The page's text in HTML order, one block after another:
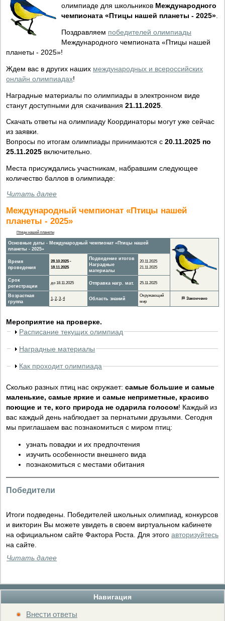
Навигация
Внести ответы
олимпиаде для школьников Международного
чемпионата «Птицы нашей планеты - 2025»
Поздравляем победителей олимпиады
Международного чемпионата «Птицы нашей
планеты - 2025»!
Ждем вас в других наших международных и всероссийских
онлайн олимпиадах!
Наградные материалы по олимпиады в электронном виде
станут доступными для скачивания 21.11.2025
Скачать ответы на олимпиаду Координаторы могут уже сейчас
из заявки.
Вопросы по итогам олимпиады принимаются с 20.11.2025 по
25.11.2025 включительно.
Места присуждались участникам, набравшим следующее
количество баллов в олимпиаде:
Читать далее
Международный чемпионат «Птицы нашей
планеты - 2025»
Птицы нашей планеты
Основные даты - Международный чемпионат «Птицы нашей
планеты - 2025»
Время
проведения
28.10.2025 -
18.11.2025
Подведение итогов
Наградные
материалы
20.11.2025
21.11.2025
Срок
регистрации
до 18.11.2025 Отправка нагр. мат. 25.11.2025
Возрастная
группа
1 2 3 4 Область знаний
Окружающий
мир
🏁 Закончено
Мероприятие на проверке.
Расписание текущих олимпиад
Наградные материалы
Как проходит олимпиада
Сколько разных птиц нас окружает: самые большие и самые
маленькие, самые яркие и самые неприметные, красиво
поющие и те, кого природа не одарила голосом! Каждый из
вас каждый день наблюдает за пернатыми друзьями. Сегодня
мы приглашаем вас познакомиться с миром птиц:
узнать повадки и их предпочтения
изучить особенности внешнего вида
познакомиться с местами обитания
Победители
Итоги подведены. Победителей школьных олимпиад, конкурсов
и викторин Вы можете увидеть в своем виртуальном кабинете
на официальном сайте Фактора Роста. Для этого авторизуйтесь
на сайте.
Читать далее